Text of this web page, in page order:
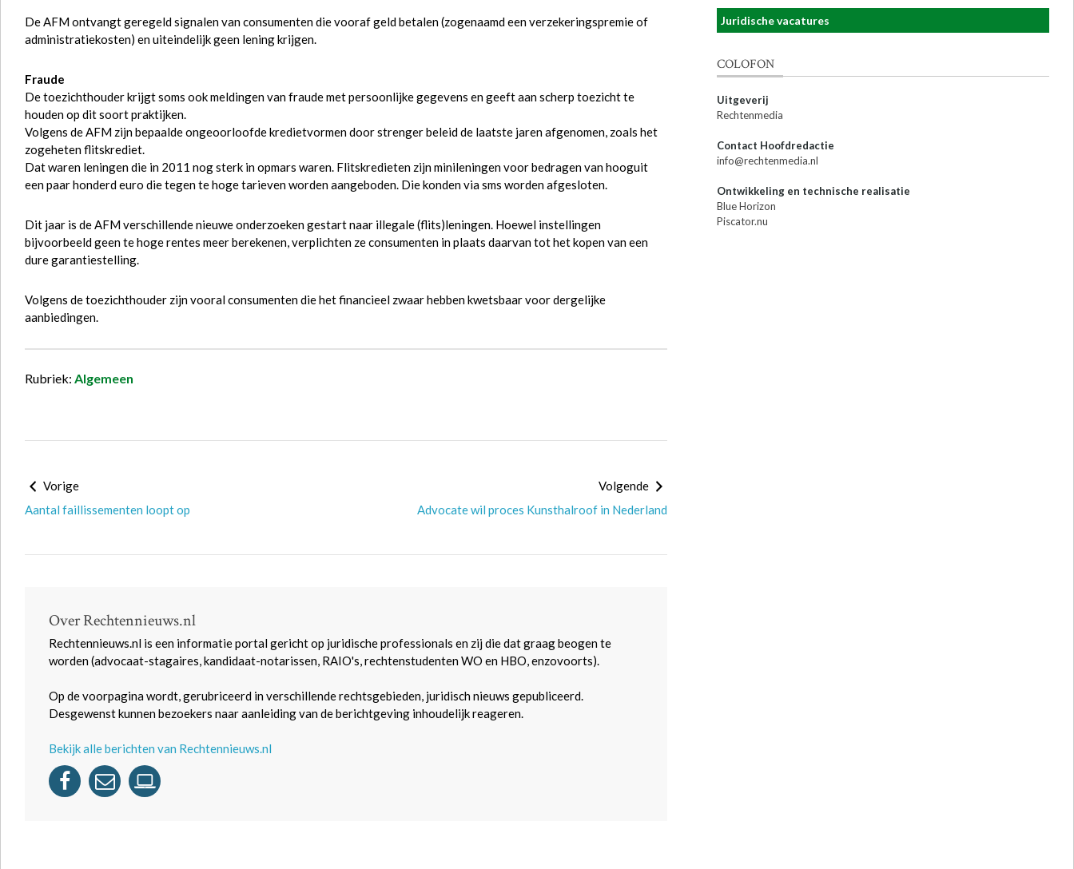
De AFM ontvangt geregeld signalen van consumenten die vooraf geld betalen (zogenaamd een verzekeringspremie of
administratiekosten) en uiteindelijk geen lening krijgen.
Fraude
De toezichthouder krijgt soms ook meldingen van fraude met persoonlijke gegevens en geeft aan scherp toezicht te
houden op dit soort praktijken.
Volgens de AFM zijn bepaalde ongeoorloofde kredietvormen door strenger beleid de laatste jaren afgenomen, zoals het
zogeheten flitskrediet.
Dat waren leningen die in 2011 nog sterk in opmars waren. Flitskredieten zijn minileningen voor bedragen van hooguit
een paar honderd euro die tegen te hoge tarieven worden aangeboden. Die konden via sms worden afgesloten.
Dit jaar is de AFM verschillende nieuwe onderzoeken gestart naar illegale (flits)leningen. Hoewel instellingen
bijvoorbeeld geen te hoge rentes meer berekenen, verplichten ze consumenten in plaats daarvan tot het kopen van een
dure garantiestelling.
Volgens de toezichthouder zijn vooral consumenten die het financieel zwaar hebben kwetsbaar voor dergelijke
aanbiedingen.
Rubriek: Algemeen
Vorige
Aantal faillissementen loopt op
Volgende
Advocate wil proces Kunsthalroof in Nederland
Over Rechtennieuws.nl
Rechtennieuws.nl is een informatie portal gericht op juridische professionals en zij die dat graag beogen te
worden (advocaat-stagaires, kandidaat-notarissen, RAIO's, rechtenstudenten WO en HBO, enzovoorts).
Op de voorpagina wordt, gerubriceerd in verschillende rechtsgebieden, juridisch nieuws gepubliceerd.
Desgewenst kunnen bezoekers naar aanleiding van de berichtgeving inhoudelijk reageren.
Bekijk alle berichten van Rechtennieuws.nl
Juridische vacatures
COLOFON
Uitgeverij
Rechtenmedia
Contact Hoofdredactie
info@rechtenmedia.nl
Ontwikkeling en technische realisatie
Blue Horizon
Piscator.nu